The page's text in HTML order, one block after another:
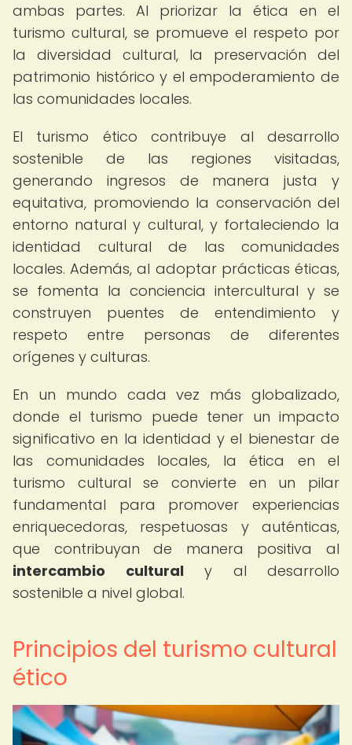
ambas partes. Al priorizar la ética en el
turismo cultural, se promueve el respeto por
la diversidad cultural, la preservación del
patrimonio histórico y el empoderamiento de
las comunidades locales.
El turismo ético contribuye al desarrollo
sostenible de las regiones visitadas,
generando ingresos de manera justa y
equitativa, promoviendo la conservación del
entorno natural y cultural, y fortaleciendo la
identidad cultural de las comunidades
locales. Además, al adoptar prácticas éticas,
se fomenta la conciencia intercultural y se
construyen puentes de entendimiento y
respeto entre personas de diferentes
orígenes y culturas.
En un mundo cada vez más globalizado,
donde el turismo puede tener un impacto
significativo en la identidad y el bienestar de
las comunidades locales, la ética en el
turismo cultural se convierte en un pilar
fundamental para promover experiencias
enriquecedoras, respetuosas y auténticas,
que contribuyan de manera positiva al
intercambio culturaly al desarrollo
sostenible a nivel global.
Principios del turismo cultural
ético